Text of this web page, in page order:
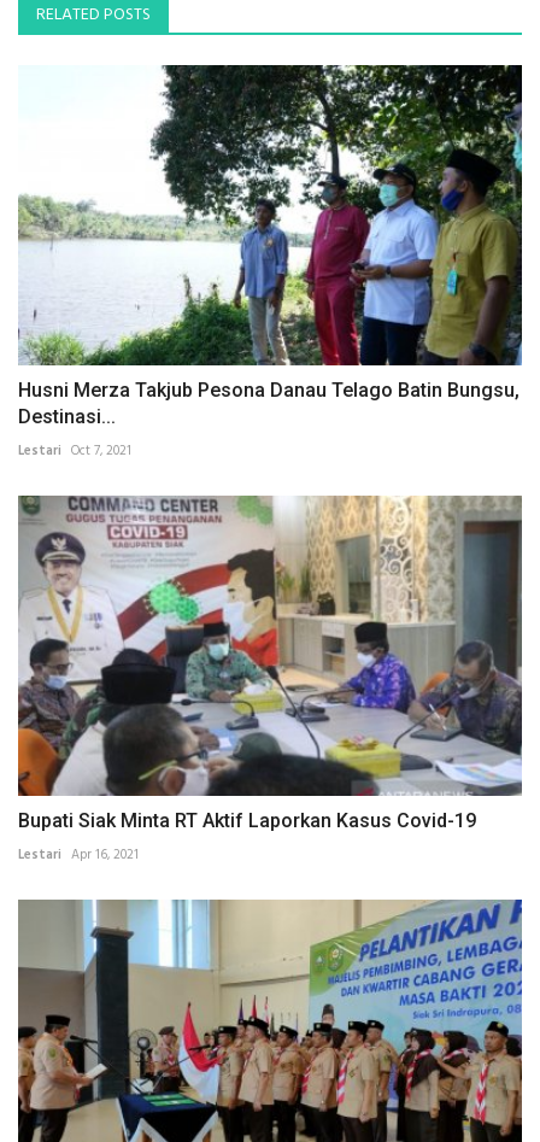
RELATED POSTS
Husni Merza Takjub Pesona Danau Telago Batin Bungsu,
Destinasi...
Lestari Oct 7, 2021
Bupati Siak Minta RT Aktif Laporkan Kasus Covid-19
Lestari Apr 16, 2021